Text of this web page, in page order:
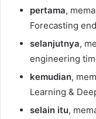
pertama,
Forecasting
selanjutnya,
engineering
kemudian,
Learning &
selain itu,